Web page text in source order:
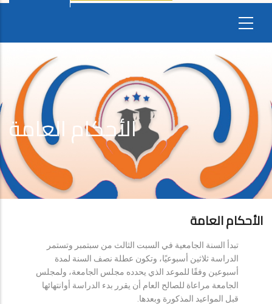
الأحكام العامة
الأحكام العامة
تبدأ السنة الجامعية في السبت الثالث من سبتمبر وتستمر
الدراسة ثلاثين أسبوعيًا، وتكون عطلة نصف السنة لمدة
أسبوعين وفقًا للموعد الذي يحدده مجلس الجامعة، ولمجلس
الجامعة مراعاة للصالح العام أن يقرر بدء الدراسة أوانتهائها
قبل المواعيد المذكورة وبعدها.